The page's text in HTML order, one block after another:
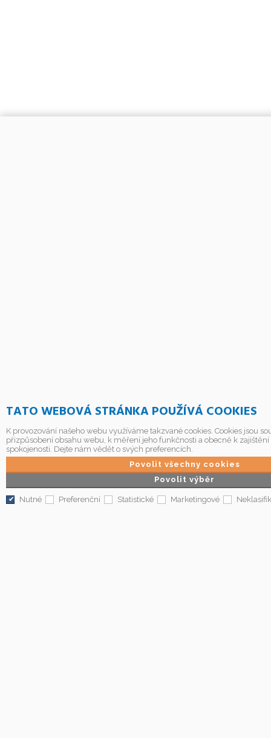
TATO WEBOVÁ STRÁNKA POUŽÍVÁ COOKIES
K provozování našeho webu využíváme takzvané cookies. Cookies jsou
přizpůsobení obsahu webu, k měření jeho funkčnosti a obecně k
spokojenosti. Dejte nám vědět o svých preferencích.
Povolit výběr
Povolit všechny cookies
Nutné Preferenční Statistické Marketingové